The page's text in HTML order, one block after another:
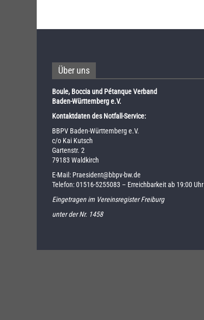
Über uns
Boule, Boccia und Pétanque Verband
Baden-Württemberg e.V.
Kontaktdaten des Notfall-Service:
BBPV Baden-Württemberg e.V.
c/o Kai Kutsch
Gartenstr. 2
79183 Waldkirch
E-Mail: Praesident@bbpv-bw.de
Telefon:01516-5255083 – Erreichbarkeit ab 19:00 Uhr
Eingetragen im Vereinsregister Freiburg
unter der Nr. 1458